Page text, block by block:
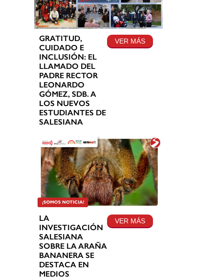
GRATITUD,
CUIDADO E
INCLUSIÓN: EL
LLAMADO DEL
PADRE RECTOR
LEONARDO
GÓMEZ, SDB. A
LOS NUEVOS
ESTUDIANTES DE
SALESIANA
VER MÁS
LA
INVESTIGACIÓN
SALESIANA
SOBRE LA ARAÑA
BANANERA SE
DESTACA EN
MEDIOS
VER MÁS